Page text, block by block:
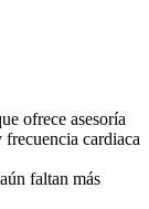
ofrece asesoría
cardiaca
faltan más